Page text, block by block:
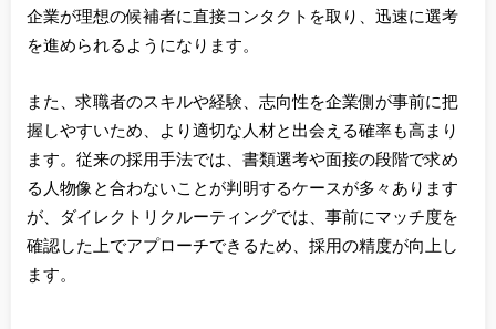
企業が理想の候補者に直接コンタクトを取り、迅速に選考
を進められるようになります。
また、求職者のスキルや経験、志向性を企業側が事前に把
握しやすいため、より適切な人材と出会える確率も高まり
ます。従来の採用手法では、書類選考や面接の段階で求め
る人物像と合わないことが判明するケースが多々あります
が、ダイレクトリクルーティングでは、事前にマッチ度を
確認した上でアプローチできるため、採用の精度が向上し
ます。